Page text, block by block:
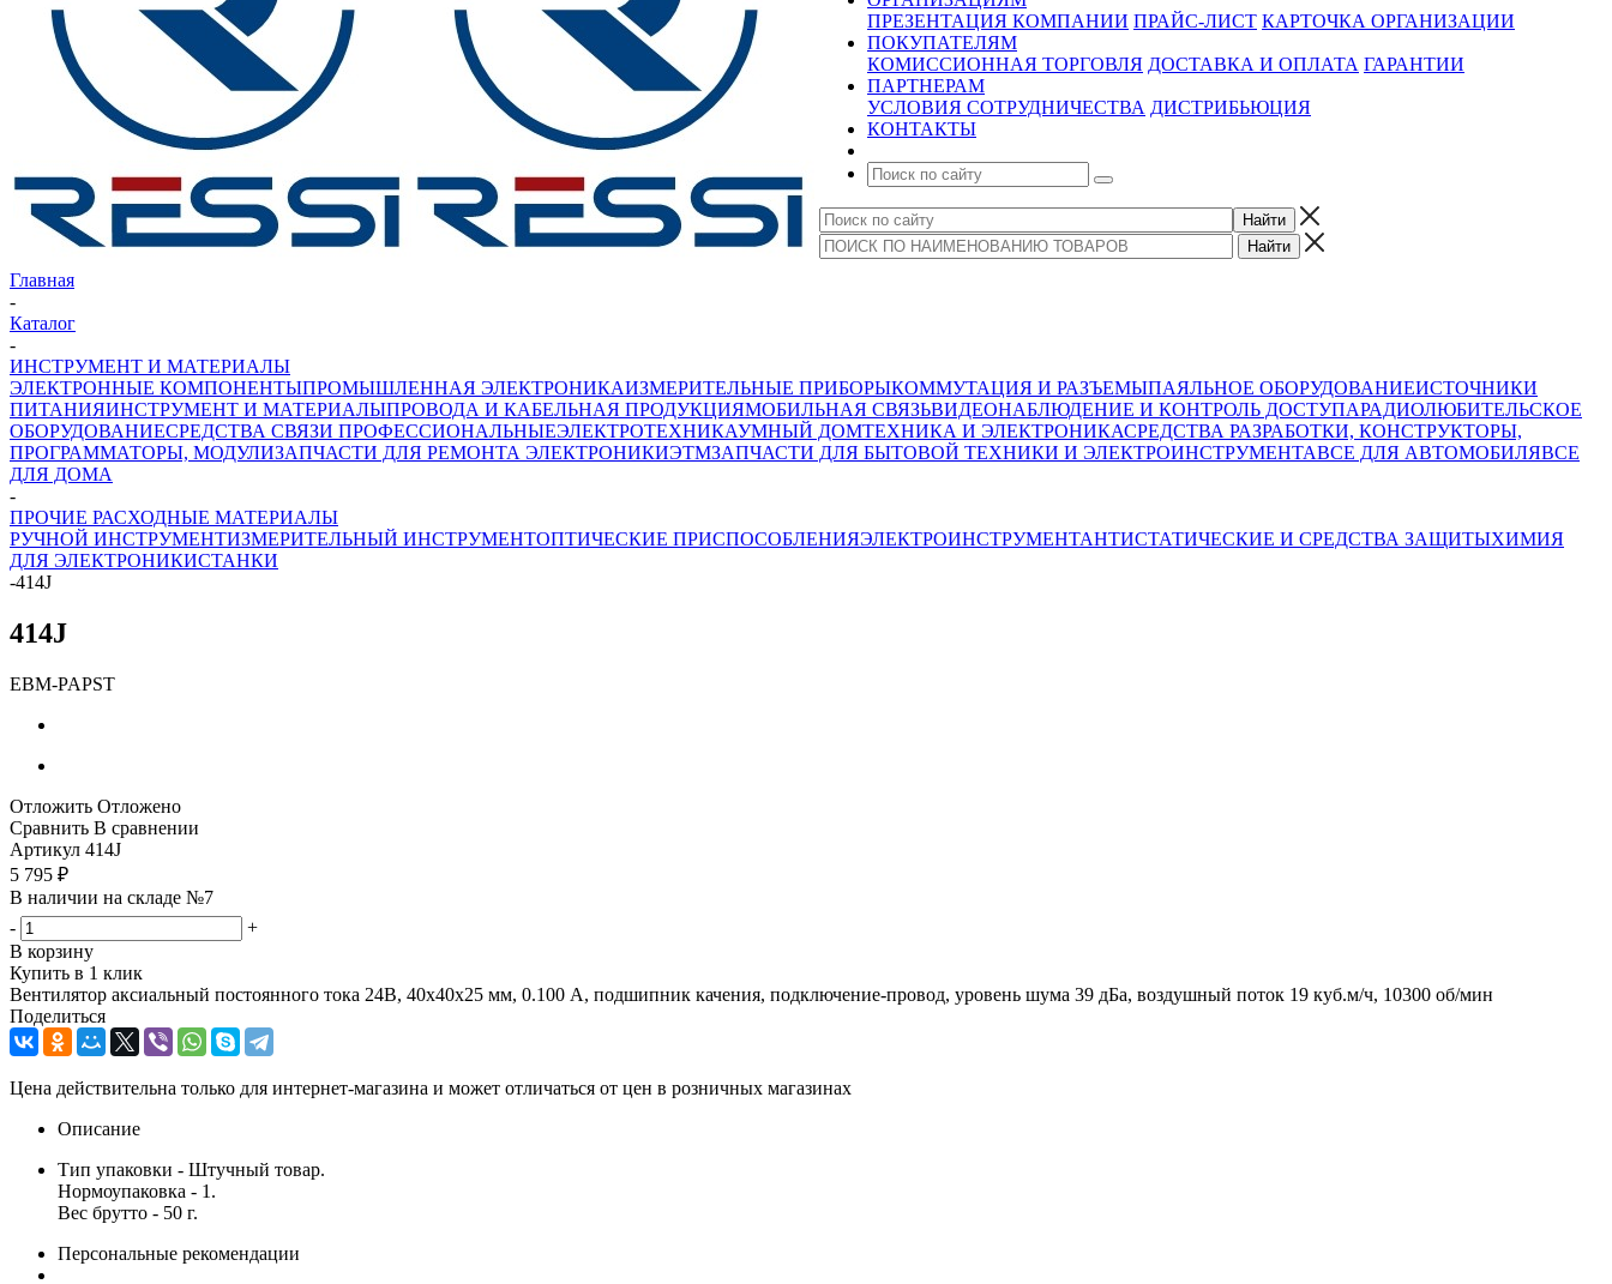
ПРЕЗЕНТАЦИЯ КОМПАНИИ ПРАЙС-ЛИСТ КАРТОЧКА ОРГАНИЗАЦИИ
ПОКУПАТЕЛЯМ
КОМИССИОННАЯ ТОРГОВЛЯ ДОСТАВКА И ОПЛАТА ГАРАНТИИ
ПАРТНЕРАМ
УСЛОВИЯ СОТРУДНИЧЕСТВА ДИСТРИБЬЮЦИЯ
КОНТАКТЫ
Главная
-
Каталог
-
ИНСТРУМЕНТ И МАТЕРИАЛЫ
ЭЛЕКТРОННЫЕ КОМПОНЕНТЫПРОМЫШЛЕННАЯ ЭЛЕКТРОНИКАИЗМЕРИТЕЛЬНЫЕ ПРИБОРЫКОММУТАЦИЯ И РАЗЪЕМЫПАЯЛЬНОЕ ОБОРУДОВАНИЕИСТОЧНИКИ
ПИТАНИЯИНСТРУМЕНТ И МАТЕРИАЛЫПРОВОДА И КАБЕЛЬНАЯ ПРОДУКЦИЯМОБИЛЬНАЯ СВЯЗЬВИДЕОНАБЛЮДЕНИЕ И КОНТРОЛЬ ДОСТУПАРАДИОЛЮБИТЕЛЬСКОЕ
ОБОРУДОВАНИЕСРЕДСТВА СВЯЗИ ПРОФЕССИОНАЛЬНЫЕЭЛЕКТРОТЕХНИКАУМНЫЙ ДОМТЕХНИКА И ЭЛЕКТРОНИКАСРЕДСТВА РАЗРАБОТКИ, КОНСТРУКТОРЫ,
ПРОГРАММАТОРЫ, МОДУЛИЗАПЧАСТИ ДЛЯ РЕМОНТА ЭЛЕКТРОНИКИЭТМЗАПЧАСТИ ДЛЯ БЫТОВОЙ ТЕХНИКИ И ЭЛЕКТРОИНСТРУМЕНТАВСЕ ДЛЯ АВТОМОБИЛЯВСЕ
ДЛЯ ДОМА
-
ПРОЧИЕ РАСХОДНЫЕ МАТЕРИАЛЫ
РУЧНОЙ ИНСТРУМЕНТИЗМЕРИТЕЛЬНЫЙ ИНСТРУМЕНТОПТИЧЕСКИЕ ПРИСПОСОБЛЕНИЯЭЛЕКТРОИНСТРУМЕНТАНТИСТАТИЧЕСКИЕ И СРЕДСТВА ЗАЩИТЫХИМИЯ
ДЛЯ ЭЛЕКТРОНИКИСТАНКИ
-414J
414J
EBM-PAPST
Отложить Отложено
Сравнить В сравнении
Артикул 414J
5 795 ₽
В наличии на складе №7
-
+
В корзину
Купить в 1 клик
Вентилятор аксиальный постоянного тока 24В, 40x40x25 мм, 0.100 А, подшипник качения, подключение-провод, уровень шума 39 дБа, воздушный поток 19 куб.м/ч, 10300 об/мин
Поделиться
Цена действительна только для интернет-магазина и может отличаться от цен в розничных магазинах
Описание
Тип упаковки - Штучный товар.
Нормоупаковка - 1.
Вес брутто - 50 г.
Персональные рекомендации